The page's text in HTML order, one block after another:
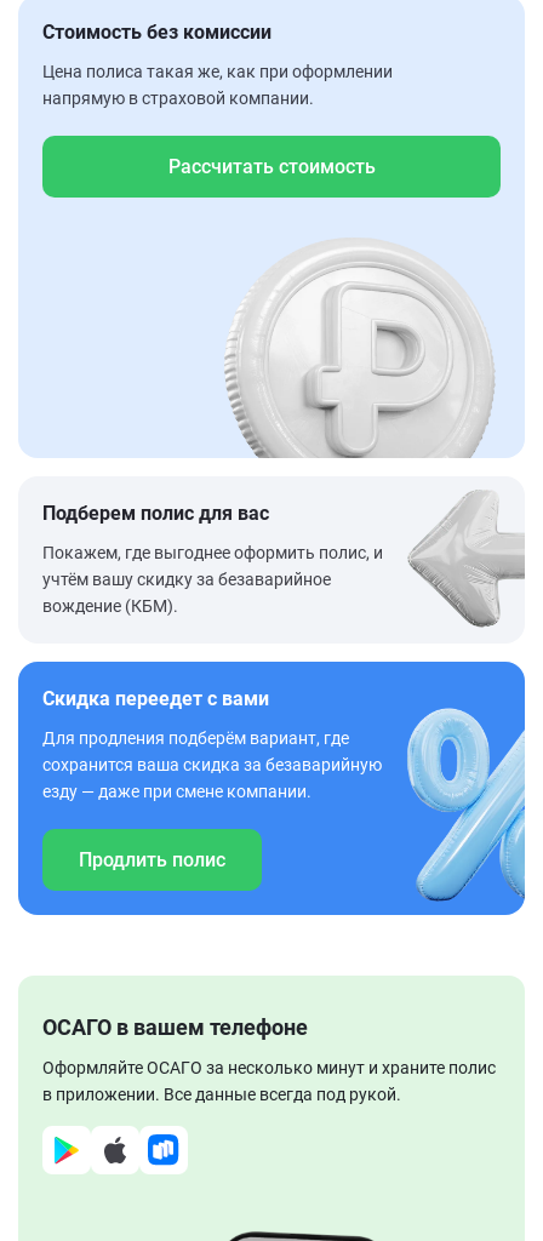
Стоимость без комиссии
Цена полиса такая же, как при оформлении
напрямую в страховой компании.
Рассчитать стоимость
Подберем полис для вас
Покажем, где выгоднее оформить полис, и
учтём вашу скидку за безаварийное
вождение (КБМ).
Скидка переедет с вами
Для продления подберём вариант, где
сохранится ваша скидка за безаварийную
езду — даже при смене компании.
Продлить полис
ОСАГО в вашем телефоне
Оформляйте ОСАГО за несколько минут и храните полис
в приложении. Все данные всегда под рукой.